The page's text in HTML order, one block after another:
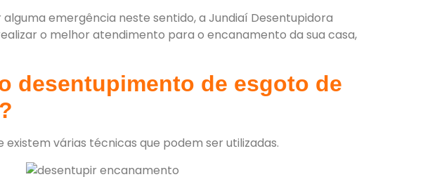
alguma emergência neste sentido, a Jundiaí Desentupidora
o melhor atendimento para o encanamento da sua casa,
desentupimento de esgoto de
existem várias técnicas que podem ser utilizadas.